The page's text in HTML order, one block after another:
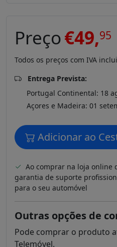
Preço€49,95
Todos os preços com IVA
Entrega Prevista:
Portugal Continental: 18
Açores e Madeira: 01
Adicionar ao
Ao comprar na loja online
garantia de suporte
para o seu automóvel
Outras opções de
Pode comprar o produto
Telemóvel.